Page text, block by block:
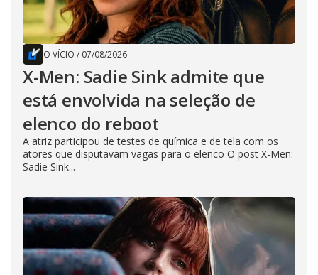
O VÍCIO / 07/08/2026
X-Men: Sadie Sink admite que
está envolvida na seleção de
elenco do reboot
A atriz participou de testes de química e de tela com os
atores que disputavam vagas para o elenco O post X-Men:
Sadie Sink...